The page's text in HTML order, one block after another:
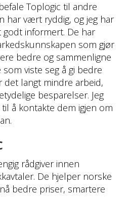
Toplogic til andre
har vært ryddig, og jeg har
informert. De har
som gjør
bedre og sammenligne
viste seg å gi bedre
det langt mindre arbeid,
besparelser. Jeg
å kontakte dem igjen om
rådgiver innen
De hjelper norske
bedre priser, smartere